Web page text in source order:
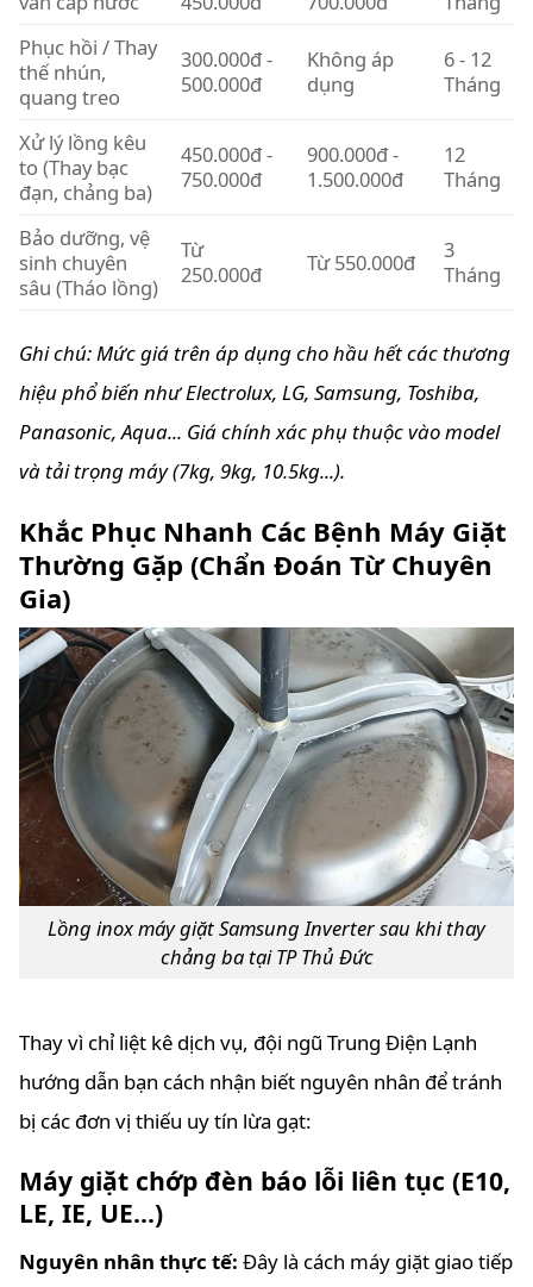
Phục hồi / Thay
thế nhún,
quang treo
300.000đ -
500.000đ
Không áp
dụng
6 - 12
Tháng
Xử lý lồng kêu
to (Thay bạc
đạn, chảng ba)
450.000đ -
750.000đ
900.000đ -
1.500.000đ
12
Tháng
Bảo dưỡng, vệ
sinh chuyên
sâu (Tháo lồng)
Từ
250.000đ
Từ 550.000đ
3
Tháng
Ghi chú: Mức giá trên áp dụng cho hầu hết các thương
hiệu phổ biến như Electrolux, LG, Samsung, Toshiba,
Panasonic, Aqua... Giá chính xác phụ thuộc vào model
và tải trọng máy (7kg, 9kg, 10.5kg...).
Khắc Phục Nhanh Các Bệnh Máy Giặt
Thường Gặp (Chẩn Đoán Từ Chuyên
Gia)
Lồng inox máy giặt Samsung Inverter sau khi thay
chảng ba tại TP Thủ Đức
Thay vì chỉ liệt kê dịch vụ, đội ngũ Trung Điện Lạnh
hướng dẫn bạn cách nhận biết nguyên nhân để tránh
bị các đơn vị thiếu uy tín lừa gạt:
Máy giặt chớp đèn báo lỗi liên tục (E10,
LE, IE, UE...)
Nguyên nhân thực tế: Đây là cách máy giặt giao tiếp